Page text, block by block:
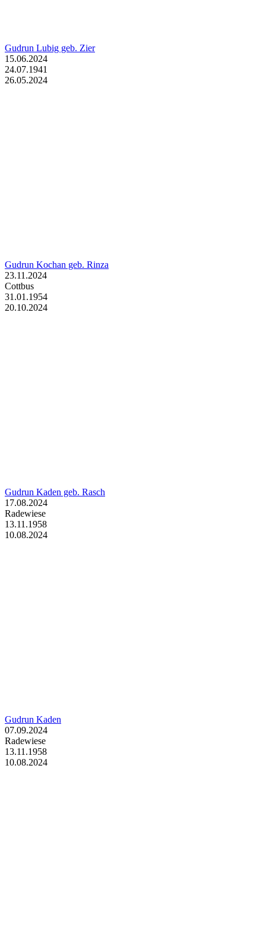
Gudrun Lubig geb. Zier
15.06.2024
24.07.1941
26.05.2024
Gudrun Kochan geb. Rinza
23.11.2024
Cottbus
31.01.1954
20.10.2024
Gudrun Kaden geb. Rasch
17.08.2024
Radewiese
13.11.1958
10.08.2024
Gudrun Kaden
07.09.2024
Radewiese
13.11.1958
10.08.2024